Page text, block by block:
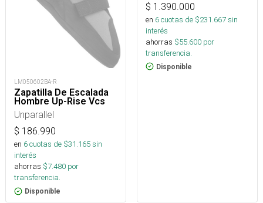
LM050602BA-R
Zapatilla De Escalada
Hombre Up-Rise Vcs
Unparallel
$ 186.990
en 6cuotas de $31.165sin
interés
ahorras $7.480 por
transferencia.
Disponible
$ 1.390.000
en 6cuotas de $231.667sin
interés
ahorras $55.600 por
transferencia.
Disponible